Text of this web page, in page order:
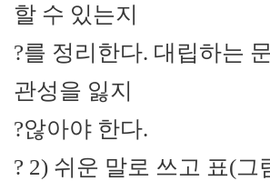
할 수 있는지
?를 정리한다. 대립하는
관성을 잃지
?않아야 한다.
? 2) 쉬운 말로 쓰고 표(